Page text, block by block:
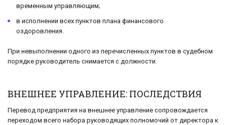
временным управляющим;
в исполнении всех пунктов плана финансового
оздоровления.
При невыполнении одного из перечисленных пунктов в судебном
порядке руководитель снимается с должности.
ВНЕШНЕЕ УПРАВЛЕНИЕ: ПОСЛЕДСТВИЯ
Перевод предприятия на внешнее управление сопровождается
переходом всего набора руководящих полномочий от директора к